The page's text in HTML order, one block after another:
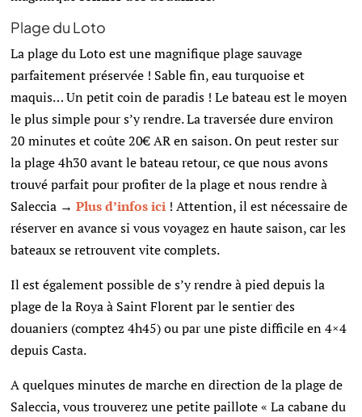
Plage du Loto
La plage du Loto est une magnifique plage sauvage
parfaitement préservée ! Sable fin, eau turquoise et
maquis… Un petit coin de paradis ! Le bateau est le moyen
le plus simple pour s’y rendre.La traversée dure environ
20 minutes et coûte 20€ AR en saison. On peut rester sur
la plage 4h30 avant le bateau retour, ce que nous avons
trouvé parfait pour profiter de la plage et nous rendre à
Saleccia →Plus d’infos ici ! Attention, il est nécessaire de
réserver en avance si vous voyagez en haute saison, car les
bateaux se retrouvent vite complets.
Il est également possible de s’y rendre à pied depuis la
plage de la Roya à Saint Florent par le sentier des
douaniers (comptez 4h45) ou par une piste difficile en 4×4
depuis Casta.
A quelques minutes de marche en direction de la plage de
Saleccia, vous trouverez une petite paillote « La cabane du